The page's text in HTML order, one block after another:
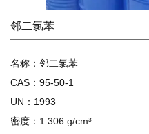
邻二氯苯
名称：邻二氯苯
CAS：95-50-1
UN：1993
密度：1.306 g/cm³